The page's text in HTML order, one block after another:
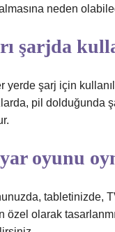
neden
şarjda
şarj için
pil
oyunu
tabletinizde,
özel olarak